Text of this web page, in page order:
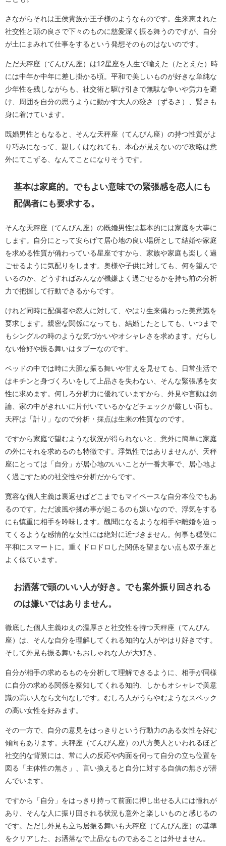
さながらそれは王侯貴族か王子様のようなものです。生来恵まれた
社交性と頭の良さで下々のものに慈愛深く振る舞うのですが、自分
が土にまみれて仕事をするという発想そのものはないのです。
ただ天秤座（てんびん座）は12星座を人生で喩えた（たとえた）時
には中年か中年に差し掛かる頃。平和で美しいものが好きな単純な
少年性を残しながらも、社交術と駆け引きで無駄な争いや労力を避
け、周囲を自分の思うように動かす大人の狡さ（ずるさ）、賢さも
身に着けています。
既婚男性ともなると、そんな天秤座（てんびん座）の持つ性質がよ
り巧みになって、親しくはなれても、本心が見えないので攻略は意
外にてこずる、なんてことになりそうです。
基本は家庭的。でもよい意味での緊張感を恋人にも
配偶者にも要求する。
そんな天秤座（てんびん座）の既婚男性は基本的には家庭を大事に
します。自分にとって安らげて居心地の良い場所として結婚や家庭
を求める性質が備わっている星座ですから、家族や家庭も楽しく過
ごせるように気配りをします。奥様や子供に対しても、何を望んで
いるのか、どうすればみんなが機嫌よく過ごせるかを持ち前の分析
力で把握して行動できるからです。
けれど同時に配偶者や恋人に対して、やはり生来備わった美意識を
要求します。親密な関係になっても、結婚したとしても、いつまで
もシングルの時のような気づかいやオシャレさを求めます。だらし
ない恰好や振る舞いはタブーなのです。
ベッドの中では時に大胆な振る舞いや甘えを見せても、日常生活で
はキチンと身づくろいをして上品さを失わない、そんな緊張感を女
性に求めます。何しろ分析力に優れていますから、外見や言動は勿
論、家の中がきれいに片付いているかなどチェックが厳しい面も。
天秤は「計り」なので分析・採点は生来の性質なのです。
ですから家庭で望むような状況が得られないと、意外に簡単に家庭
の外にそれを求めるのも特徴です。浮気性ではありませんが、天秤
座にとっては「自分」が居心地のいいことが一番大事で、居心地よ
く過ごすための社交性や分析だからです。
寛容な個人主義は裏返せばどこまでもマイペースな自分本位でもあ
るのです。ただ波風や揉め事が起こるのも嫌いなので、浮気をする
にも慎重に相手を吟味します。醜聞になるような相手や離婚を迫っ
てくるような感情的な女性には絶対に近づきません。何事も穏便に
平和にスマートに。重くドロドロした関係を望まない点も双子座と
よく似ています。
お洒落で頭のいい人が好き。でも案外振り回される
のは嫌いではありません。
徹底した個人主義ゆえの温厚さと社交性を持つ天秤座（てんびん
座）は、そんな自分を理解してくれる知的な人がやはり好きです。
そして外見も振る舞いもおしゃれな人が大好き。
自分が相手の求めるものを分析して理解できるように、相手が同様
に自分の求める関係を察知してくれる知的、しかもオシャレで美意
識の高い人なら文句なしです。むしろ人がうらやむようなスペック
の高い女性を好みます。
その一方で、自分の意見をはっきりという行動力のある女性を好む
傾向もあります。天秤座（てんびん座）の八方美人といわれるほど
社交的な背景には、常に人の反応や内面を伺って自分の立ち位置を
図る「主体性の無さ」、言い換えると自分に対する自信の無さが潜
んでいます。
ですから「自分」をはっきり持って前面に押し出せる人には憧れが
あり、そんな人に振り回される状況も意外と楽しいものと感じるの
です。ただし外見も立ち居振る舞いも天秤座（てんびん座）の基準
をクリアした、お洒落なで上品なものであることは外せません。